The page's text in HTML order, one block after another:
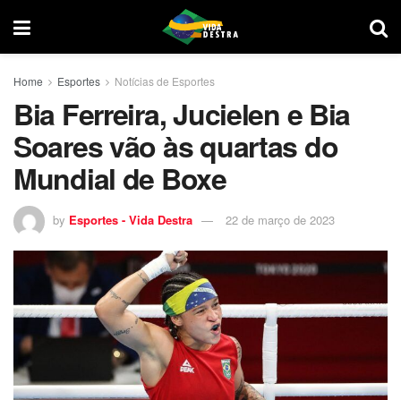
Home Esportes Notícias de Esportes
Bia Ferreira, Jucielen e Bia
Soares vão às quartas do
Mundial de Boxe
by Esportes - Vida Destra 22 de março de 2023